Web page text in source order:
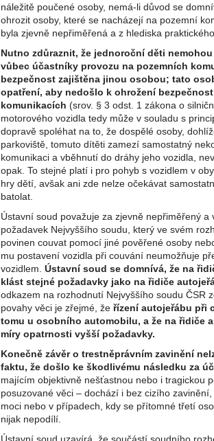
náležitě poučené osoby, nemá-li důvod se
ohrozit osoby, které se nacházejí na pozemní
byla zjevně nepřiměřená a z hlediska
Nutno zdůraznit, že jednoroční děti
vůbec účastníky provozu na pozemních
bezpečnost zajištěna jinou osobou; tato
opatření, aby nedošlo k ohrožení
komunikacích (srov. § 3 odst. 1 zákona o
motorového vozidla tedy může v souladu s
dopravě spoléhat na to, že dospělé osoby,
parkoviště, tomuto dítěti zamezí samostatný
komunikaci a vběhnutí do dráhy jeho vozidla,
opak. To stejné platí i pro pohyb s vozidlem v
hry dětí, avšak ani zde nelze očekávat
batolat.
Ústavní soud považuje za zjevně nepřiměřený
požadavek Nejvyššího soudu, který ve svém
povinen couvat pomocí jiné pověřené osoby
mu postavení vozidla při couvání neumožňuje
vozidlem. Ústavní soud se domnívá, že na
klást stejné požadavky jako na řidiče
odkazem na rozhodnutí Nejvyššího soudu ČSR
povahy věci je zřejmé, že řízení autojeřábu při
tomu u osobního automobilu, a že na řidiče
míry opatrnosti vyšší požadavky.
Konečně závěr o trestněprávním zavinění
faktu, že došlo ke škodlivému následku za
majícím objektivně nešťastnou nebo i tragickou
posuzované věci – dochází i bez cizího
moci nebo v případech, kdy se přítomné třetí
nijak nepodílí.
Ústavní soud uzavírá, že součástí soudního